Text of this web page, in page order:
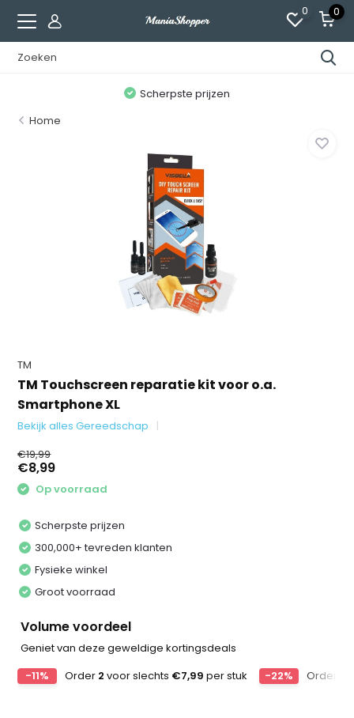
0 0
Scherpste prijzen
Home
TM
TM Touchscreen reparatie kit voor o.a.
Smartphone XL
Bekijk alles Gereedschap
€19,99
€8,99
Op voorraad
Scherpste prijzen
300,000+ tevreden klanten
Fysieke winkel
Groot voorraad
Volume voordeel
Geniet van deze geweldige kortingsdeals
-11%
Order 2 voor slechts €7,99 per stuk -22% Order